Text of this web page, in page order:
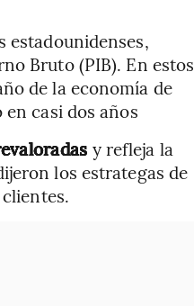
estadounidenses,
Bruto (PIB). En estos
de la economía de
casi dos años
y refleja la
los estrategas de